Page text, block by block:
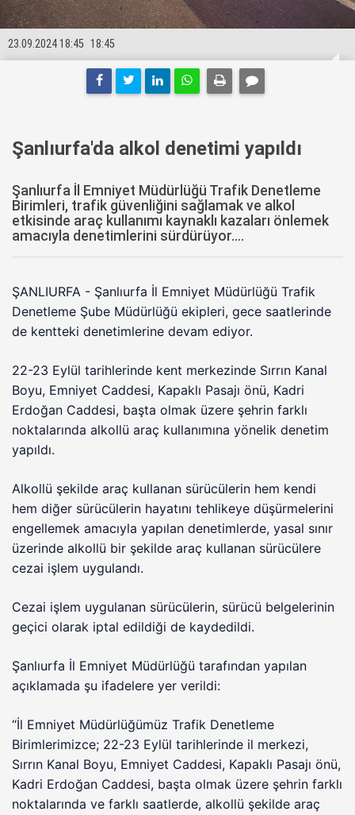
18:45
23.09.2024 18:45
Şanlıurfa'da alkol denetimi yapıldı
Şanlıurfa İl Emniyet Müdürlüğü Trafik Denetleme
Birimleri, trafik güvenliğini sağlamak ve alkol
etkisinde araç kullanımı kaynaklı kazaları önlemek
amacıyla denetimlerini sürdürüyor....
ŞANLIURFA - Şanlıurfa İl Emniyet Müdürlüğü Trafik
Denetleme Şube Müdürlüğü ekipleri, gece saatlerinde
de kentteki denetimlerine devam ediyor.
22-23 Eylül tarihlerinde kent merkezinde Sırrın Kanal
Boyu, Emniyet Caddesi, Kapaklı Pasajı önü, Kadri
Erdoğan Caddesi, başta olmak üzere şehrin farklı
noktalarında alkollü araç kullanımına yönelik denetim
yapıldı.
Alkollü şekilde araç kullanan sürücülerin hem kendi
hem diğer sürücülerin hayatını tehlikeye düşürmelerini
engellemek amacıyla yapılan denetimlerde, yasal sınır
üzerinde alkollü bir şekilde araç kullanan sürücülere
cezai işlem uygulandı.
Cezai işlem uygulanan sürücülerin, sürücü belgelerinin
geçici olarak iptal edildiği de kaydedildi.
Şanlıurfa İl Emniyet Müdürlüğü tarafından yapılan
açıklamada şu ifadelere yer verildi:
“İl Emniyet Müdürlüğümüz Trafik Denetleme
Birimlerimizce; 22-23 Eylül tarihlerinde il merkezi,
Sırrın Kanal Boyu, Emniyet Caddesi, Kapaklı Pasajı önü,
Kadri Erdoğan Caddesi, başta olmak üzere şehrin farklı
noktalarında ve farklı saatlerde, alkollü şekilde araç